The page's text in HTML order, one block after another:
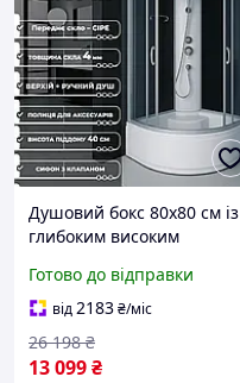
Душовий бокс 80х80 см із
глибоким високим
см сидінням тоноване
скло розсувні двері
Гідробокс
Готово до відправки
від2183₴/міс
13 099₴
26 198 ₴